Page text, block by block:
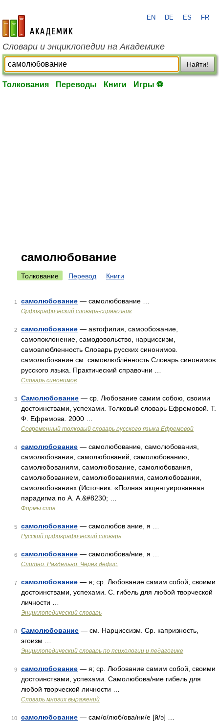
academic.ru
EN DE ES FR
Словари и энциклопедии на Академике
Найти!
Толкования Переводы Книги Игры ⚽
самолюбование
Толкование Перевод Книги
1 самолюбование — самолюбование …
Орфографический словарь-справочник
2 самолюбование — автофилия, самообожание,
самопоклонение, самодовольство, нарциссизм,
самовлюбленность Словарь русских синонимов.
самолюбование см. самовлюблённость Словарь синонимов
русского языка. Практический справочни …
Словарь синонимов
3 Самолюбование — ср. Любование самим собою, своими
достоинствами, успехами. Толковый словарь Ефремовой. Т.
Ф. Ефремова. 2000 …
Современный толковый словарь русского языка Ефремовой
4 самолюбование — самолюбование, самолюбования,
самолюбования, самолюбований, самолюбованию,
самолюбованиям, самолюбование, самолюбования,
самолюбованием, самолюбованиями, самолюбовании,
самолюбованиях (Источник: «Полная акцентуированная
парадигма по А. А.&#8230; …
Формы слов
5 самолюбование — самолюбов ание, я …
Русский орфографический словарь
6 самолюбование — самолюбова/ние, я …
Слитно. Раздельно. Через дефис.
7 самолюбование — я; ср. Любование самим собой, своими
достоинствами, успехами. С. гибель для любой творческой
личности …
Энциклопедический словарь
8 Самолюбование — см. Нарциссизм. Ср. капризность,
эгоизм …
Энциклопедический словарь по психологии и педагогике
9 самолюбование — я; ср. Любование самим собой, своими
достоинствами, успехами. Самолюбова/ние гибель для
любой творческой личности …
Словарь многих выражений
10 самолюбование — сам/о/люб/ова/ни/е [й/э] …